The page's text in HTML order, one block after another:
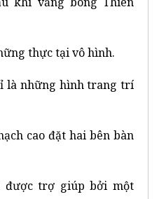
thực tại vô hình.
là những hình trang trí
cao đặt hai bên bàn
được trợ giúp bởi một